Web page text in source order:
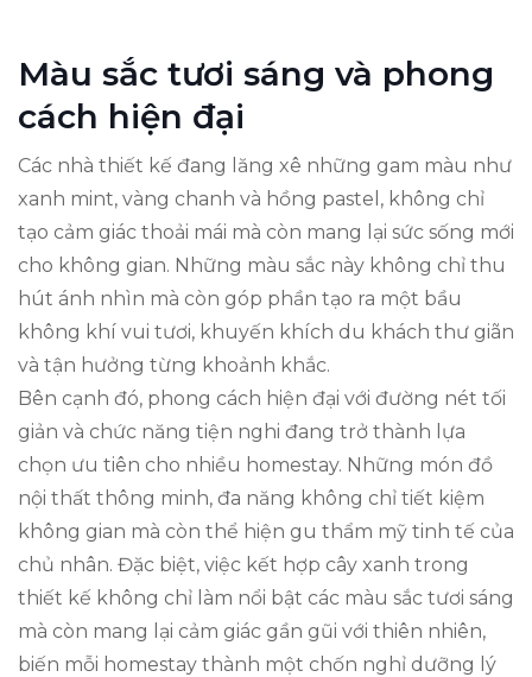
Màu sắc tươi sáng và phong
cách hiện đại
Các nhà thiết kế đang lăng xê những gam màu như
xanh mint, vàng chanh và hồng pastel, không chỉ
tạo cảm giác thoải mái mà còn mang lại sức sống mới
cho không gian. Những màu sắc này không chỉ thu
hút ánh nhìn mà còn góp phần tạo ra một bầu
không khí vui tươi, khuyến khích du khách thư giãn
và tận hưởng từng khoảnh khắc.
Bên cạnh đó, phong cách hiện đại với đường nét tối
giản và chức năng tiện nghi đang trở thành lựa
chọn ưu tiên cho nhiều homestay. Những món đồ
nội thất thông minh, đa năng không chỉ tiết kiệm
không gian mà còn thể hiện gu thẩm mỹ tinh tế của
chủ nhân. Đặc biệt, việc kết hợp cây xanh trong
thiết kế không chỉ làm nổi bật các màu sắc tươi sáng
mà còn mang lại cảm giác gần gũi với thiên nhiên,
biến mỗi homestay thành một chốn nghỉ dưỡng lý